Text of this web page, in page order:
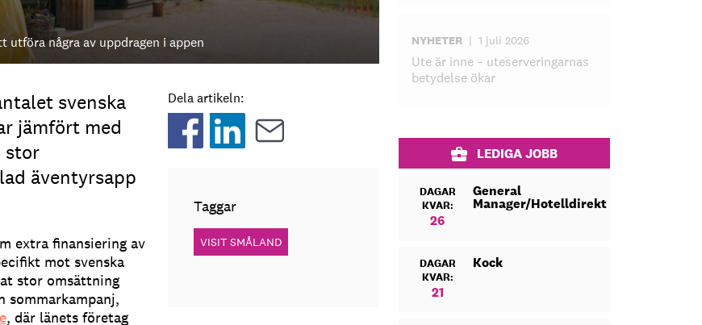
några av uppdragen i appen
svenska
jämfört med
stor
äventyrsapp
extra finansiering av
mot svenska
stor omsättning
sommarkampanj,
, där länets företag
Dela artikeln:
Taggar
VISIT SMÅLAND
NYHETER | 1 juli 2026
Ute är inne – uteserveringarnas
betydelse ökar
LEDIGA JOBB
DAGAR
KVAR:
26
General
Manager/Hotelldirektör
DAGAR
KVAR:
21
Kock